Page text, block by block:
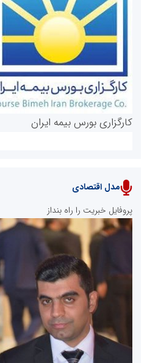
روابط عمومی خبرگزاری گزارش خبر
پایگاه خبری نهضت ملی مسکن
کارگزاری بورس بیمه ایران
سازمان بورس و اوراق بهادار
مرجع اخبار موثق در بازارسرمایه
مدل اقتصادی
پروفایل خبریت را راه بنداز